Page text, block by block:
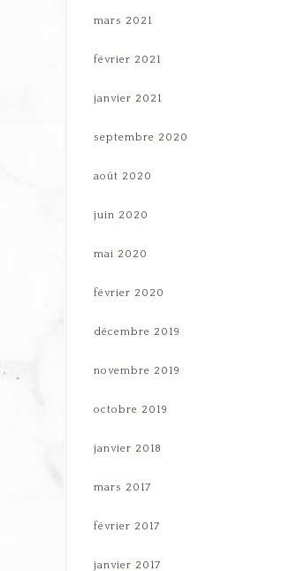
mars 2021
février 2021
janvier 2021
septembre 2020
août 2020
juin 2020
mai 2020
février 2020
décembre 2019
novembre 2019
octobre 2019
janvier 2018
mars 2017
février 2017
janvier 2017